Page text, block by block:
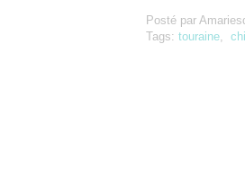
Posté par
Tags: touraine,